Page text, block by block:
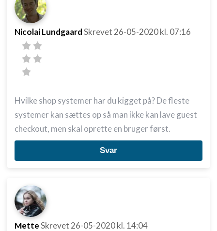
Nicolai LundgaardSkrevet 26-05-2020kl. 07:16
Hvilke shop systemer har du kigget på? De fleste
systemer kan sættes op så man ikke kan lave guest
checkout, men skal oprette en bruger først.
Svar
MetteSkrevet 26-05-2020kl. 14:04